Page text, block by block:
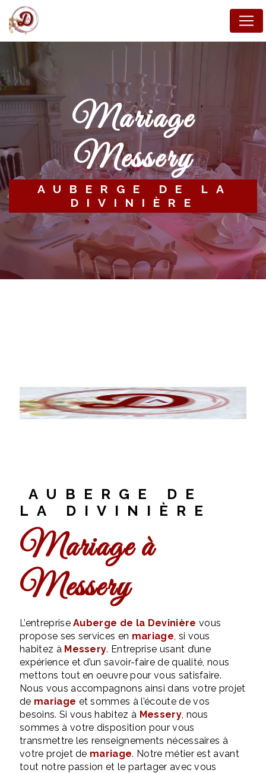
mariage
Messery
AUBERGE DE LA
DIVINIÈRE
AUBERGE DE
LA DIVINIÈRE
mariage à
Messery
L’entrepriseAuberge de la Devinière vous
propose ses services en mariage, si vous
habitez à Messery. Entreprise usant d’une
expérience et d’un savoir-faire de qualité, nous
mettons tout en oeuvre pour vous satisfaire.
Nous vous accompagnons ainsi dans votre projet
de mariage et sommes à l’écoute de vos
besoins. Si vous habitez à Messery, nous
sommes à votre disposition pour vous
transmettre les renseignements nécessaires à
votre projet de mariage. Notre métier est avant
tout notre passion et le partager avec vous
Panneau de gestion des cookies